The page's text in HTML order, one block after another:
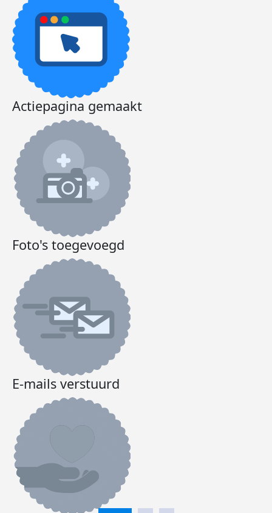
Actiepagina gemaakt
Foto's toegevoegd
E-mails verstuurd